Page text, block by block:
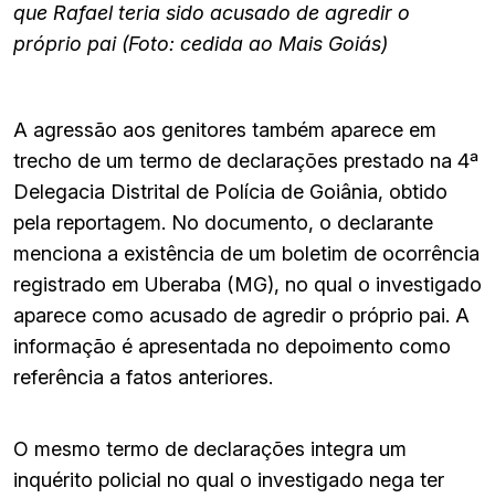
que Rafael teria sido acusado de agredir o
próprio pai (Foto: cedida ao Mais Goiás)
A agressão aos genitores também aparece em
trecho de um termo de declarações prestado na 4ª
Delegacia Distrital de Polícia de Goiânia, obtido
pela reportagem. No documento, o declarante
menciona a existência de um boletim de ocorrência
registrado em Uberaba (MG), no qual o investigado
aparece como acusado de agredir o próprio pai. A
informação é apresentada no depoimento como
referência a fatos anteriores.
O mesmo termo de declarações integra um
inquérito policial no qual o investigado nega ter